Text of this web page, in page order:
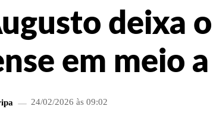
deixa o
em meio
24/02/2026 às 09:02